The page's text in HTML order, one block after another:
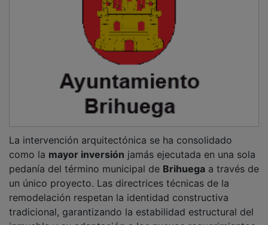
como lamayor inversiónjamás ejecutada en una sola
pedanía del término municipal deBrihuegaa través de
un único proyecto. Las directrices técnicas de la
remodelación respetan la identidad constructiva
tradicional, garantizando la estabilidad estructural del
inmueble y su adaptación a los nuevos requerimientos